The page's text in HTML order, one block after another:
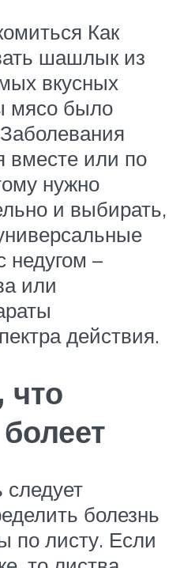
Как
шашлык из
вкусных
мясо было
вместе или по
нужно
и выбирать,
недугом –
или
действия.
что
болезнь
по листу. Если